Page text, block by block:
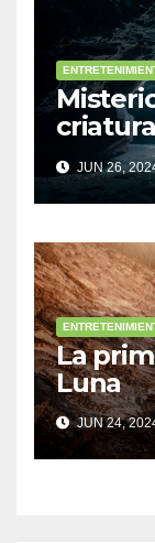
JUN 26,
La
Luna
JUN 24,